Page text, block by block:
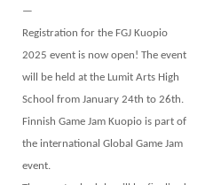
—
Registration for the FGJ Kuopio
2025 event is now open! The event
will be held at the Lumit Arts High
School from January 24th to 26th.
Finnish Game Jam Kuopio is part of
the international Global Game Jam
event.